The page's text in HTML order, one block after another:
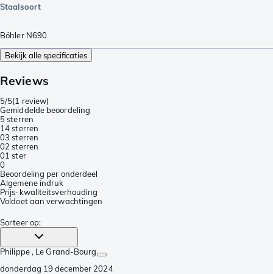
Staalsoort
Böhler N690
Bekijk alle specificaties
Reviews
5/5(1 review)
Gemiddelde beoordeling
5 sterren
14 sterren
03 sterren
02 sterren
01 ster
0
Beoordeling per onderdeel
Algemene indruk
Prijs-kwaliteitsverhouding
Voldoet aan verwachtingen
Sorteer op:
Philippe , Le Grand-Bourg
donderdag 19 december 2024